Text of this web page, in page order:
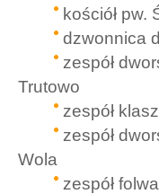
kościół pw.
dzwonnica
zespół
Trutowo
zespół
zespół
Wola
zespół